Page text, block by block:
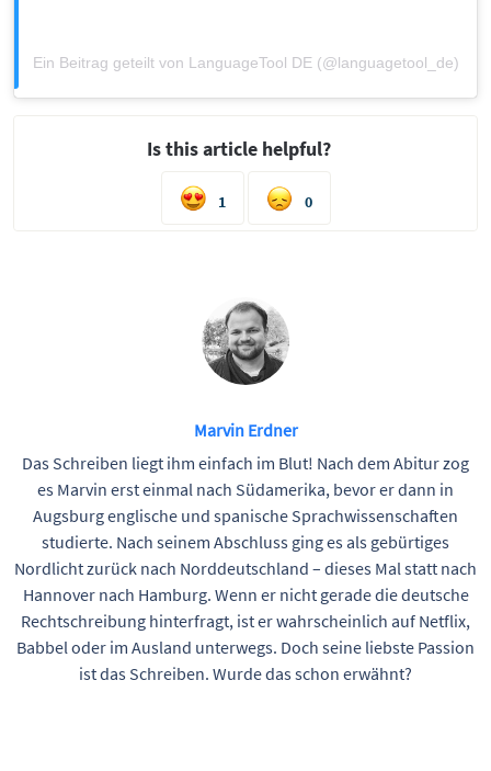
Ein Beitrag geteilt von LanguageTool DE (@languagetool_de)
Is this article helpful?
1 0
Marvin Erdner
Das Schreiben liegt ihm einfach im Blut! Nach dem Abitur zog
es Marvin erst einmal nach Südamerika, bevor er dann in
Augsburg englische und spanische Sprachwissenschaften
studierte. Nach seinem Abschluss ging es als gebürtiges
Nordlicht zurück nach Norddeutschland – dieses Mal statt nach
Hannover nach Hamburg. Wenn er nicht gerade die deutsche
Rechtschreibung hinterfragt, ist er wahrscheinlich auf Netflix,
Babbel oder im Ausland unterwegs. Doch seine liebste Passion
ist das Schreiben. Wurde das schon erwähnt?